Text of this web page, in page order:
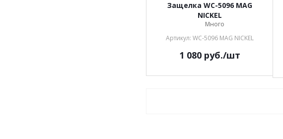
Защелка WC-5096 MAG
NICKEL
Много
Артикул: WC-5096 MAG NICKEL
1 080 руб./шт